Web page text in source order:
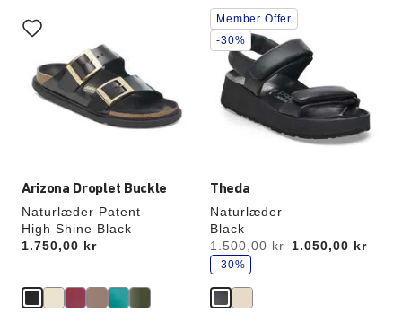
Arizona Droplet Buckle
Naturlæder Patent
High Shine Black
Price:
1.750,00 kr
med
prøvefarver
opdatere
produktbilledet
Theda
Naturlæder
Black
Før:
1.500,00 kr
nu 1.050,00 kr
s
p
a
r
-30%
Interaktion
med
prøvefarver
opdatere
produktbilledet
Member Offer
-30%